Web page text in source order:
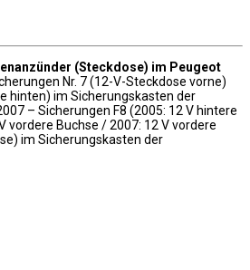
(Steckdose) im Peugeot
Nr. 7 (12-V-Steckdose vorne)
hinten) im Sicherungskasten der
– Sicherungen F8 (2005: 12 V hintere
vordere Buchse / 2007: 12 V vordere
im Sicherungskasten der